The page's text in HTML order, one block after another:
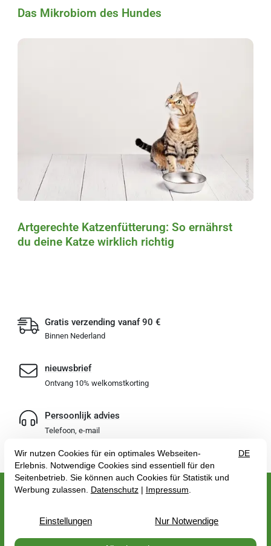
Das Mikrobiom des Hundes
Artgerechte Katzenfütterung: So ernährst
du deine Katze wirklich richtig
Gratis verzending vanaf 90 €
Binnen Nederland
nieuwsbrief
Ontvang 10% welkomstkorting
Persoonlijk advies
Telefoon, e-mail
Klantenrekening
Bonusprogramm